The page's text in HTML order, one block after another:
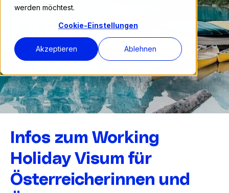
werden möchtest.
Cookie-Einstellungen
Akzeptieren Ablehnen
Infos zum Working
Holiday Visum für
Österreicherinnen und